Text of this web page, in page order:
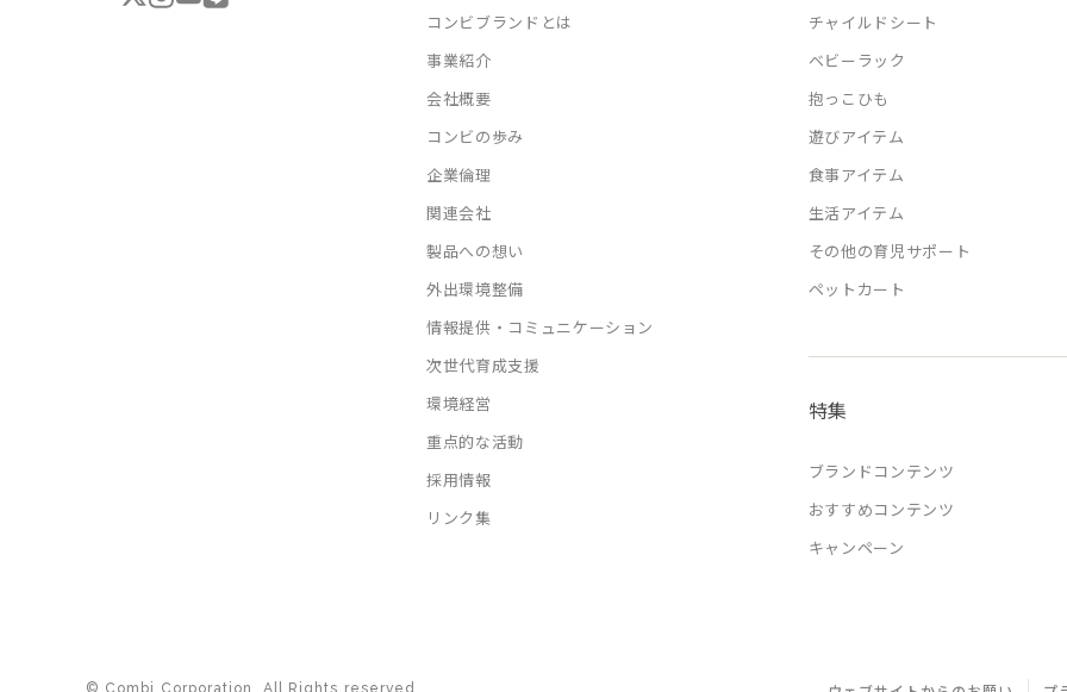
コンビブランドとは
事業紹介
会社概要
コンビの歩み
企業倫理
関連会社
製品への想い
外出環境整備
情報提供・コミュニケーション
次世代育成支援
環境経営
重点的な活動
採用情報
リンク集
チャイルドシート
ベビーラック
抱っこひも
遊びアイテム
食事アイテム
生活アイテム
その他の育児サポート
ペットカート
特集
ブランドコンテンツ
おすすめコンテンツ
キャンペーン
© Combi Corporation. All Rights reserved.